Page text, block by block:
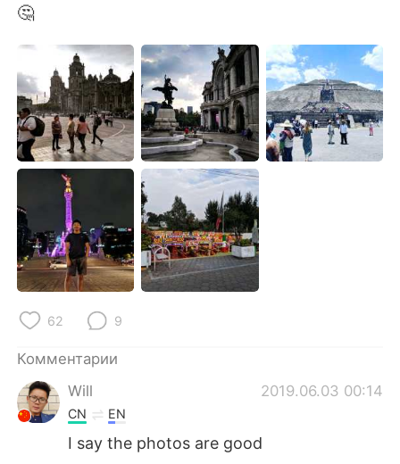
English 简体中文
繁體中文 Español
العربية Français
Deutsch 日本語
한국어 ไทย
Indonesia Italiano
Türkçe
Português
🤔
62 9
Комментарии
Will
2019.06.03 00:14
CN EN
I say the photos are good